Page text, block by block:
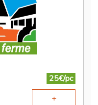
25€/pc
+